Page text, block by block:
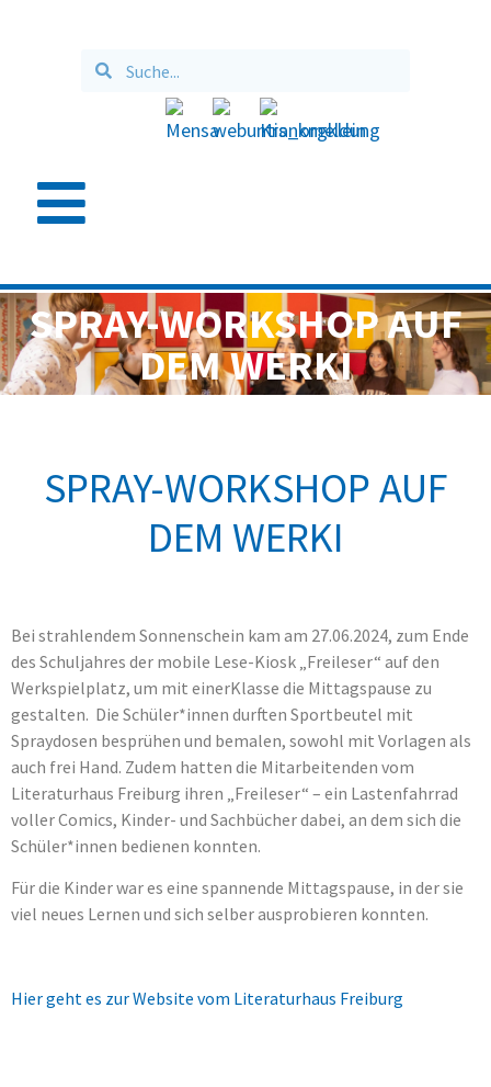
SPRAY-WORKSHOP AUF
DEM WERKI
SPRAY-WORKSHOP AUF
DEM WERKI
Bei strahlendem Sonnenschein kam am 27.06.2024, zum Ende
des Schuljahres der mobile Lese-Kiosk „Freileser“ auf den
Werkspielplatz, um mit einerKlasse die Mittagspause zu
gestalten. Die Schüler*innen durften Sportbeutel mit
Spraydosen besprühen und bemalen, sowohl mit Vorlagen als
auch frei Hand. Zudem hatten die Mitarbeitenden vom
Literaturhaus Freiburg ihren „Freileser“ – ein Lastenfahrrad
voller Comics, Kinder- und Sachbücher dabei, an dem sich die
Schüler*innen bedienen konnten.
Für die Kinder war es eine spannende Mittagspause, in der sie
viel neues Lernen und sich selber ausprobieren konnten.
Hier geht es zur Website vom Literaturhaus Freiburg